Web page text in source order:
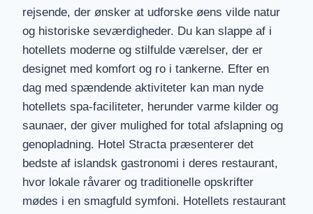
rejsende, der ønsker at udforske øens vilde natur
og historiske seværdigheder. Du kan slappe af i
hotellets moderne og stilfulde værelser, der er
designet med komfort og ro i tankerne. Efter en
dag med spændende aktiviteter kan man nyde
hotellets spa-faciliteter, herunder varme kilder og
saunaer, der giver mulighed for total afslapning og
genopladning. Hotel Stracta præsenterer det
bedste af islandsk gastronomi i deres restaurant,
hvor lokale råvarer og traditionelle opskrifter
mødes i en smagfuld symfoni. Hotellets restaurant